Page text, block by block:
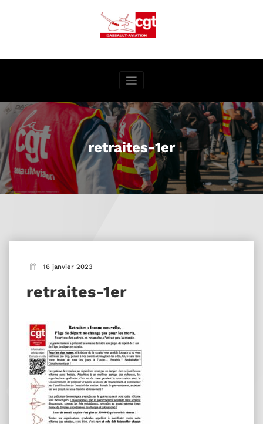
retraites-1er
16 janvier 2023
retraites-1er